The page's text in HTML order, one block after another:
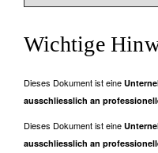
Wichtige
Dieses Dokument ist eine
ausschliesslich an
Dieses Dokument ist eine
ausschliesslich an